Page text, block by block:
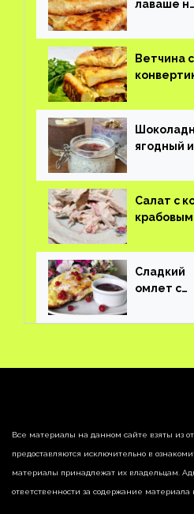
лаваше на
Ветчина
ягодный
Салат с
Сладкий
омлет с
Все материалы на данном сайте взяты из
предоставляются исключительно в
материалы принадлежат их владельцам.
ответственности за содержание материала